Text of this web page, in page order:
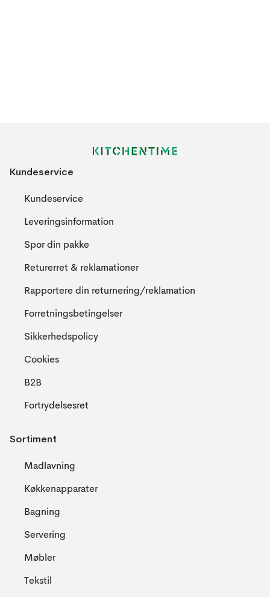
Kundeservice
Kundeservice
Leveringsinformation
Spor din pakke
Returerret & reklamationer
Rapportere din returnering/reklamation
Forretningsbetingelser
Sikkerhedspolicy
Cookies
B2B
Fortrydelsesret
Sortiment
Madlavning
Køkkenapparater
Bagning
Servering
Møbler
Tekstil